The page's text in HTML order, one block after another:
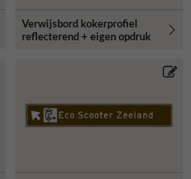
Verwijsbord kokerprofiel
reflecterend + eigen opdruk